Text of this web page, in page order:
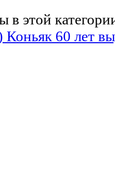
в этой
Коньяк 60 лет